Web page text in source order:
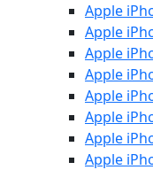
Apple
Apple
Apple
Apple
Apple
Apple
Apple
Apple